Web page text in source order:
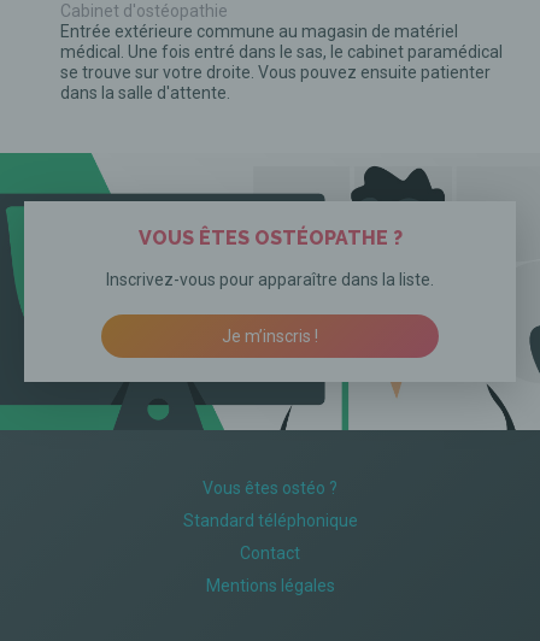
Cabinet d'ostéopathie
Entrée extérieure commune au magasin de matériel
médical. Une fois entré dans le sas, le cabinet paramédical
se trouve sur votre droite. Vous pouvez ensuite patienter
dans la salle d'attente.
VOUS ÊTES OSTÉOPATHE ?
Inscrivez-vous pour apparaître dans la liste.
Je m’inscris !
Vous êtes ostéo ?
Standard téléphonique
Contact
Mentions légales